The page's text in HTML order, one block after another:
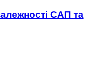
САП та